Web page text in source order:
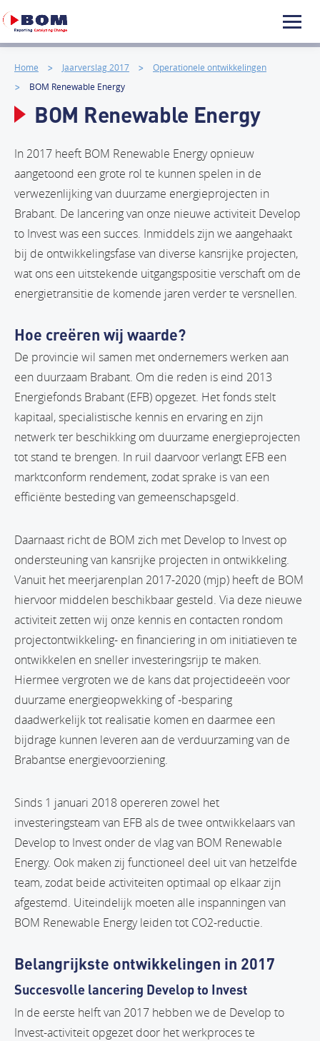
Home Jaarverslag 2017
Operationele ontwikkelingen
BOM Renewable Energy
BOM Renewable Energy
In 2017 heeft BOM Renewable Energy opnieuw
aangetoond een grote rol te kunnen spelen in de
verwezenlijking van duurzame energieprojecten in
Brabant. De lancering van onze nieuwe activiteit Develop
to Invest was een succes. Inmiddels zijn we aangehaakt
bij de ontwikkelingsfase van diverse kansrijke projecten,
wat ons een uitstekende uitgangspositie verschaft om de
energietransitie de komende jaren verder te versnellen.
Hoe creëren wij waarde?
De provincie wil samen met ondernemers werken aan
een duurzaam Brabant. Om die reden is eind 2013
Energiefonds Brabant (EFB) opgezet. Het fonds stelt
kapitaal, specialistische kennis en ervaring en zijn
netwerk ter beschikking om duurzame energieprojecten
tot stand te brengen. In ruil daarvoor verlangt EFB een
marktconform rendement, zodat sprake is van een
efficiënte besteding van gemeenschapsgeld.
Daarnaast richt de BOM zich met Develop to Invest op
ondersteuning van kansrijke projecten in ontwikkeling.
Vanuit het meerjarenplan 2017-2020 (mjp) heeft de BOM
hiervoor middelen beschikbaar gesteld. Via deze nieuwe
activiteit zetten wij onze kennis en contacten rondom
projectontwikkeling- en financiering in om initiatieven te
ontwikkelen en sneller investeringsrijp te maken.
Hiermee vergroten we de kans dat projectideeën voor
duurzame energieopwekking of -besparing
daadwerkelijk tot realisatie komen en daarmee een
bijdrage kunnen leveren aan de verduurzaming van de
Brabantse energievoorziening.
Sinds 1 januari 2018 opereren zowel het
investeringsteam van EFB als de twee ontwikkelaars van
Develop to Invest onder de vlag van BOM Renewable
Energy. Ook maken zij functioneel deel uit van hetzelfde
team, zodat beide activiteiten optimaal op elkaar zijn
afgestemd. Uiteindelijk moeten alle inspanningen van
BOM Renewable Energy leiden tot CO2-reductie.
Belangrijkste ontwikkelingen in 2017
Succesvolle lancering Develop to Invest
In de eerste helft van 2017 hebben we de Develop to
Invest-activiteit opgezet door het werkproces te